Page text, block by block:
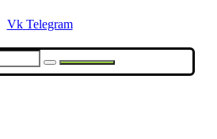
Vk Telegram